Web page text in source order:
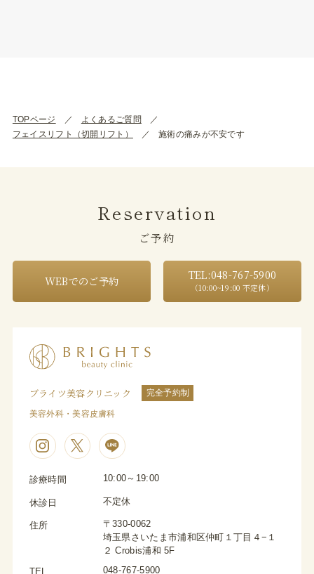
TOPページ
よくあるご質問
フェイスリフト（切開リフト）
施術の痛みが不安です
Reservation
ご予約
WEBでのご予約 TEL:048-767-5900
（10:00~19:00 不定休）
ブライツ美容クリニック 完全予約制
美容外科・美容皮膚科
診療時間 10:00～19:00
休診日 不定休
住所
〒330-0062
埼玉県さいたま市浦和区仲町１丁目４−１
２ Crobis浦和 5F
TEL 048-767-5900